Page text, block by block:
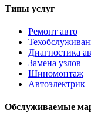
Типы услуг
Ремонт авто
Диагностика
Замена узлов
Шиномонтаж
Автоэлектрик
Обслуживаемые